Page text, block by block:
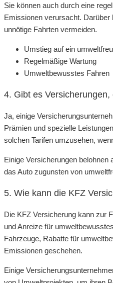
Sie können auch durch eine
Emissionen verursacht.
unnötige Fahrten vermeiden.
Umstieg auf ein
Regelmäßige Wartung
Umweltbewusstes Fahren
4. Gibt es
Ja, einige
Prämien und spezielle
solchen Tarifen umzusehen,
Einige Versicherungen
das Auto zugunsten von
5. Wie kann die KFZ
Die KFZ Versicherung kann zur
und Anreize für
Fahrzeuge, Rabatte für
Emissionen geschehen.
Einige